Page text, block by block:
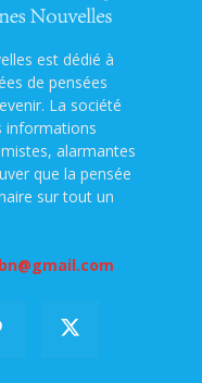
est dédié à
de pensées
La société
informations
alarmantes
que la pensée
sur tout un